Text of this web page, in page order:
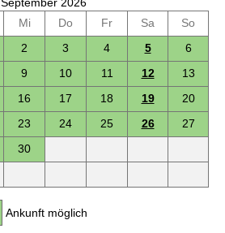
September 2026
Mi Do Fr Sa
So
2 3 4 5
6
9 10 11 12
13
16 17 18 19
20
23 24 25 26
27
30
Ankunft möglich